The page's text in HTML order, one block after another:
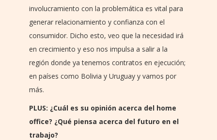
involucramiento con la problemática es vital para
generar relacionamiento y confianza con el
consumidor. Dicho esto, veo que la necesidad irá
en crecimiento y eso nos impulsa a salir a la
región donde ya tenemos contratos en ejecución;
en países como Bolivia y Uruguay y vamos por
más.
PLUS: ¿Cuál es su opinión acerca del home
office? ¿Qué piensa acerca del futuro en el
trabajo?